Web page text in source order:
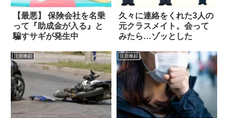
【最悪】 保険会社を名乗
って『助成金が入る』と
騙すサギが発生中
久々に連絡をくれた3人の
元クラスメイト。会って
みたら…ゾッとした
注意喚起 注意喚起